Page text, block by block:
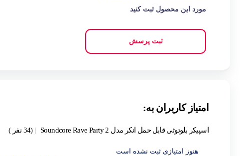
مورد این محصول ثبت کنید
ثبت پرسش
امتیاز کاربران به:
اسپیکر بلوتوثی قابل حمل انکر مدل Soundcore Rave Party 2 | (34 نفر )
هنوز امتیازی ثبت نشده است